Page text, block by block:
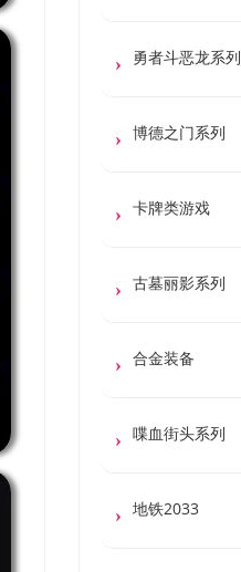
勇者斗恶龙系列
博德之门系列
卡牌类游戏
古墓丽影系列
合金装备
喋血街头系列
地铁2033